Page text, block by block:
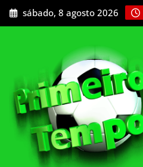
Skip
to
sábado, 8 agosto 2026